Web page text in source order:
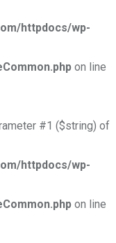
httpdocs/wp-
on line
#1 ($string) of
httpdocs/wp-
on line